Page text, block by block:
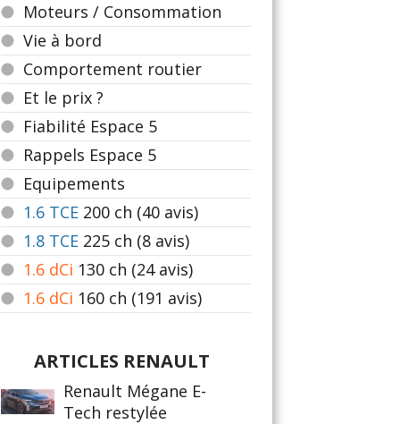
Moteurs / Consommation
Vie à bord
Comportement routier
Et le prix ?
Fiabilité Espace 5
Rappels Espace 5
Equipements
1.6 TCE 200 ch (40 avis)
1.8 TCE 225 ch (8 avis)
1.6 dCi 130 ch (24 avis)
1.6 dCi 160 ch (191 avis)
ARTICLES RENAULT
Renault Mégane E-
Tech restylée